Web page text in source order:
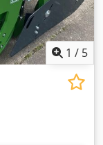
1 / 5